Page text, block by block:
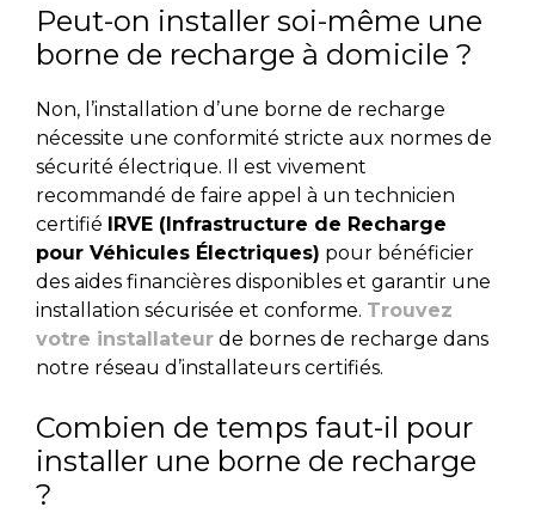
Peut-on installer soi-même une
borne de recharge à domicile ?
Non, l’installation d’une borne de recharge
nécessite une conformité stricte aux normes de
sécurité électrique. Il est vivement
recommandé de faire appel à un technicien
certifié IRVE (Infrastructure de Recharge
pour Véhicules Électriques) pour bénéficier
des aides financières disponibles et garantir une
installation sécurisée et conforme. Trouvez
votre installateur de bornes de recharge dans
notre réseau d’installateurs certifiés.
Combien de temps faut-il pour
installer une borne de recharge
?